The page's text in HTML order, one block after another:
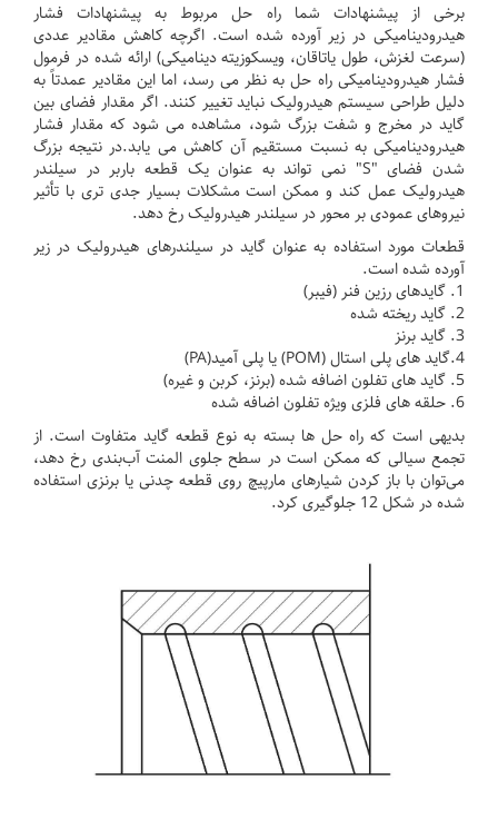
برخی از پیشنهادات شما راه حل مربوط به پیشنهادات فشار
هیدرودینامیکی در زیر آورده شده است. اگرچه کاهش مقادیر عددی
(سرعت لغزش، طول یاتاقان، ویسکوزیته دینامیکی) ارائه شده در فرمول
فشار هیدرودینامیکی راه حل به نظر می رسد، اما این مقادیر عمدتاً به
دلیل طراحی سیستم هیدرولیک نباید تغییر کنند.اگر مقدار فضای بین
گاید در مخرج و شفت بزرگ شود، مشاهده می شود که مقدار فشار
هیدرودینامیکی به نسبت مستقیم آن کاهش می یابد.در نتیجه بزرگ
شدن فضای "S" نمی تواند به عنوان یک قطعه باربر در سیلندر
هیدرولیک عمل کند و ممکن است مشکلات بسیار جدی تری با تأثیر
نیروهای عمودی بر محور در سیلندر هیدرولیک رخ دهد.
قطعات مورد استفاده به عنوان گاید در سیلندرهای هیدرولیک در زیر
آورده شده است.
1. گایدهای رزین فنر (فیبر)
2. گاید ریخته شده
3. گاید برنز
4.گاید های پلی استال (POM) یا پلی آمید(PA)
5. گاید های تفلون اضافه شده (برنز، کربن و غیره)
6. حلقه های فلزی ویژه تفلون اضافه شده
بدیهی است که راه حل ها بسته به نوع قطعه گاید متفاوت است. از
تجمع سیالی که ممکن است در سطح جلوی المنت آب‌بندی رخ دهد،
می‌توان با باز کردن شیارهای مارپیچ روی قطعه چدنی یا برنزی استفاده
شده در شکل 12 جلوگیری کرد.